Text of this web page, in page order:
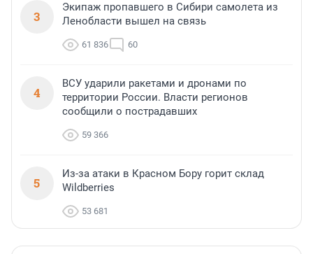
3
Экипаж пропавшего в Сибири самолета из
Ленобласти вышел на связь
61 836 60
4
ВСУ ударили ракетами и дронами по
территории России. Власти регионов
сообщили о пострадавших
59 366
5
Из-за атаки в Красном Бору горит склад
Wildberries
53 681